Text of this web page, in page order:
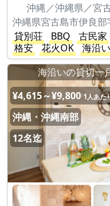
沖縄／沖縄県／宮
沖縄県宮古島市伊良
貸別荘
BBQ 古民家
格安
花火OK
海沿
海沿いの貸切一
¥4,615～¥9,800 1人あた
沖縄・沖縄南部
12名迄